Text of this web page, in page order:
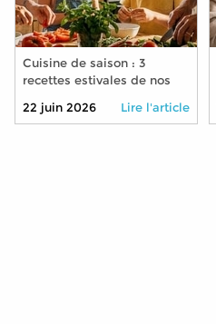
Cuisine de saison : 3
recettes estivales de nos
transmettre à vos petits-
22 juin 2026 Lire l'article